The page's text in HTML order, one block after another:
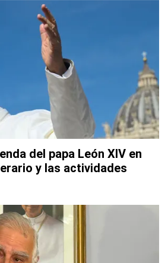
del papa León XIV en
y las actividades